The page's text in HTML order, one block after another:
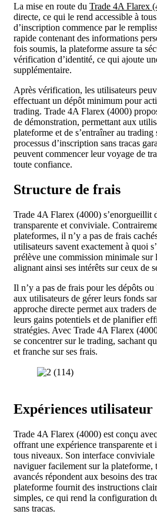
La mise en route du Trade 4A Flarex
directe, ce qui le rend accessible à
d’inscription commence par le
rapide contenant des informations
fois soumis, la plateforme assure ta
vérification d’identité, ce qui ajoute
supplémentaire.
Après vérification, les utilisateurs
effectuant un dépôt minimum pour
trading. Trade 4A Flarex (4000)
de démonstration, permettant aux
plateforme et de s’entraîner au trading
processus d’inscription sans tracas
peuvent commencer leur voyage de
toute confiance.
Structure de frais
Trade 4A Flarex (4000) s’enorgueillit
transparente et conviviale.
plateformes, il n’y a pas de frais
utilisateurs savent exactement à quoi
prélève une commission minimale sur
alignant ainsi ses intérêts sur ceux de
Il n’y a pas de frais pour les dépôts
aux utilisateurs de gérer leurs fonds
approche directe permet aux traders
leurs gains potentiels et de planifier
stratégies. Avec Trade 4A Flarex
se concentrer sur le trading, sachant
et franche sur ses frais.
Expériences utilisateur
Trade 4A Flarex (4000) est conçu
offrant une expérience transparente et
tous niveaux. Son interface conviviale
naviguer facilement sur la plateforme,
avancés répondent aux besoins des
plateforme fournit des instructions
simples, ce qui rend la configuration
sans tracas.